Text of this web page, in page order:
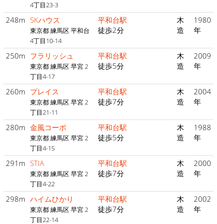
4丁目23-3
248m SKハウス
東京都 練馬区 平和台
4丁目10-14
平和台駅
徒歩2分
木
造
1980
年
250m フラリッシュ
東京都 練馬区 早宮 2
丁目4-17
平和台駅
徒歩5分
木
造
2009
年
260m プレイス
東京都 練馬区 早宮 2
丁目21-11
平和台駅
徒歩7分
木
造
2004
年
280m 金風コーポ
東京都 練馬区 早宮 2
丁目4-15
平和台駅
徒歩5分
木
造
1988
年
291m STIA
東京都 練馬区 早宮 2
丁目4-22
平和台駅
徒歩7分
木
造
2000
年
298m ハイムひかり
東京都 練馬区 早宮 2
丁目22-14
平和台駅
徒歩7分
木
造
2002
年